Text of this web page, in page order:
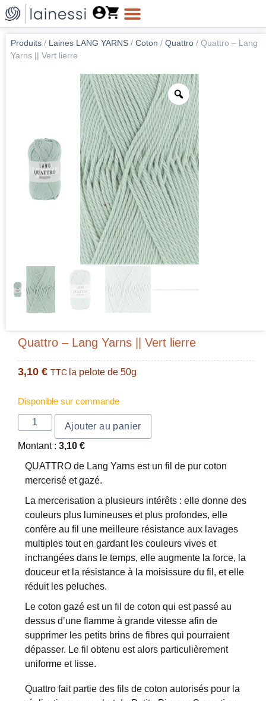
Produits / Laines LANG YARNS / Coton / Quattro / Quattro – Lang
Yarns || Vert lierre
Quattro – Lang Yarns || Vert lierre
3,10 € TTC la pelote de 50g
Disponible sur commande
Ajouter au panier
Montant : 3,10 €
QUATTRO de Lang Yarns est un fil de pur coton
mercerisé et gazé.
La mercerisation a plusieurs intérêts : elle donne des
couleurs plus lumineuses et plus profondes, elle
confère au fil une meilleure résistance aux lavages
multiples tout en gardant les couleurs vives et
inchangées dans le temps, elle augmente la force, la
douceur et la résistance à la moisissure du fil, et elle
réduit les peluches.
Le coton gazé est un fil de coton qui est passé au
dessus d’une flamme à grande vitesse afin de
supprimer les petits brins de fibres qui pourraient
dépasser. Le fil obtenu est alors particulièrement
uniforme et lisse.
Quattro fait partie des fils de coton autorisés pour la